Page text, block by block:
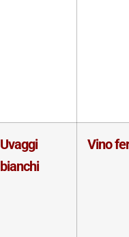
Uvaggi
bianchi
Vino